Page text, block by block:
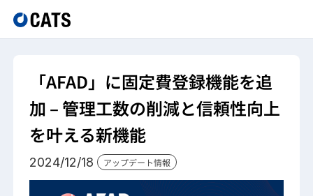
「AFAD」に固定費登録機能を追
加 – 管理工数の削減と信頼性向上
を叶える新機能
2024/12/18 アップデート情報